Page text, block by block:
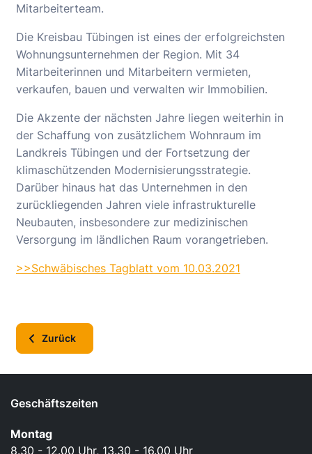
Mitarbeiterteam.
Die Kreisbau Tübingen ist eines der erfolgreichsten
Wohnungsunternehmen der Region. Mit 34
Mitarbeiterinnen und Mitarbeitern vermieten,
verkaufen, bauen und verwalten wir Immobilien.
Die Akzente der nächsten Jahre liegen weiterhin in
der Schaffung von zusätzlichem Wohnraum im
Landkreis Tübingen und der Fortsetzung der
klimaschützenden Modernisierungsstrategie.
Darüber hinaus hat das Unternehmen in den
zurückliegenden Jahren viele infrastrukturelle
Neubauten, insbesondere zur medizinischen
Versorgung im ländlichen Raum vorangetrieben.
>>Schwäbisches Tagblatt vom 10.03.2021
Zurück
Geschäftszeiten
Montag
8.30 - 12.00 Uhr, 13.30 - 16.00 Uhr